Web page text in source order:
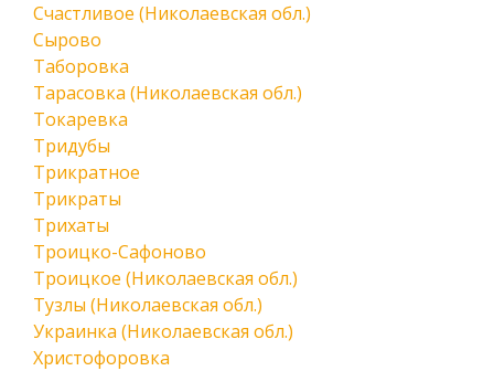
Счастливое (Николаевская обл.)
Сырово
Таборовка
Тарасовка (Николаевская обл.)
Токаревка
Тридубы
Трикратное
Трикраты
Трихаты
Троицко-Сафоново
Троицкое (Николаевская обл.)
Тузлы (Николаевская обл.)
Украинка (Николаевская обл.)
Христофоровка